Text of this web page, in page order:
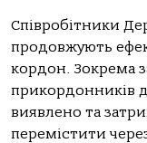
Співробітники
продовжують
кордон. Зокрема
прикордонників
виявлено та
перемістити